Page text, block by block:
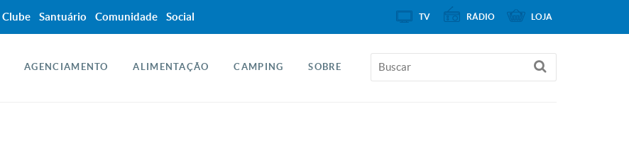
AGENCIAMENTO ALIMENTAÇÃO CAMPING SOBRE
Clube Santuário Comunidade Social TV RÁDIO LOJA